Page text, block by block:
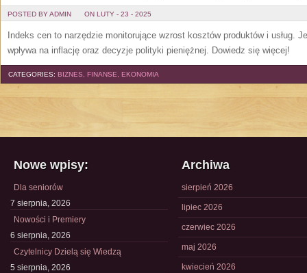
POSTED BY ADMIN ON LUTY - 23 - 2025
Indeks cen to narzędzie monitorujące wzrost kosztów produktów i usług.
wpływa na inflację oraz decyzje polityki pieniężnej. Dowiedz się więcej!
CATEGORIES: BIZNES, FINANSE, EKONOMIA
Nowe wpisy:
Dla seniorów
7 sierpnia, 2026
Nowości i Premiery
6 sierpnia, 2026
Czytelnicy Dzielą się Wiedzą
5 sierpnia, 2026
Archiwa
sierpień 2026
lipiec 2026
czerwiec 2026
maj 2026
kwiecień 2026